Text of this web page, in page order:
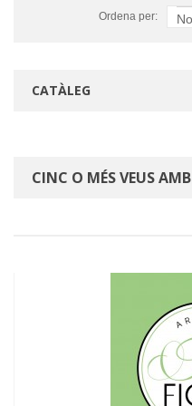
Ordena per:
CATÀLEG
CINC O MÉS VEUS